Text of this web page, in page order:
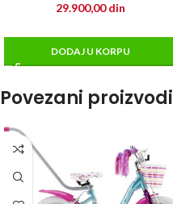
29.900,00din
DODAJ U KORPU
Povezani proizvodi